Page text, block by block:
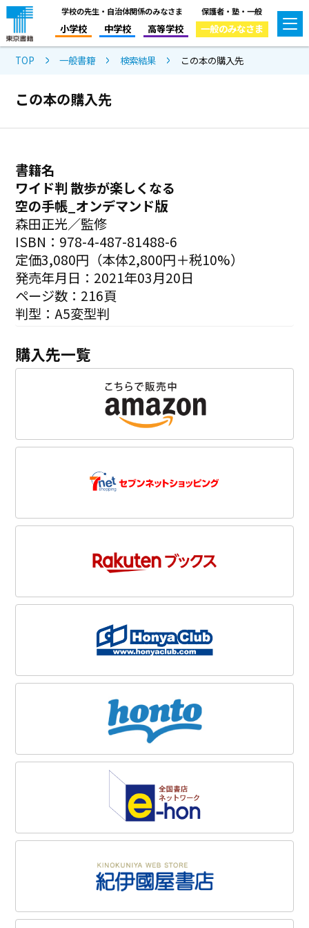
学校の先生・自治体関係のみなさま
小学校 中学校 高等学校
保護者・塾・一般
一般のみなさま
TOP 一般書籍 検索結果 この本の購入先
この本の購入先
書籍名
ワイド判 散歩が楽しくなる
空の手帳_オンデマンド版
森田正光／監修
ISBN：978-4-487-81488-6
定価3,080円（本体2,800円＋税10%）
発売年月日：2021年03月20日
ページ数：216頁
判型：A5変型判
購入先一覧